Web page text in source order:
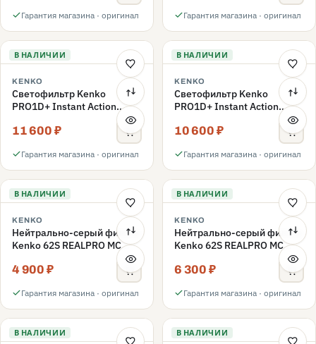
Гарантия магазина · оригинал Гарантия магазина · оригинал
В НАЛИЧИИ
KENKO
Светофильтр Kenko
PRO1D+ Instant Action
Variable NDX3-450+C-PLS
переменной плотности
11 600 ₽
Гарантия магазина · оригинал
В НАЛИЧИИ
KENKO
Светофильтр Kenko
PRO1D+ Instant Action
Variable NDX3-450+C-PL
переменной плотности
10 600 ₽
Гарантия магазина · оригинал
В НАЛИЧИИ
KENKO
Нейтрально-серый фильтр
Kenko 62S REALPRO MC
4 900 ₽
Гарантия магазина · оригинал
В НАЛИЧИИ
KENKO
Нейтрально-серый фильтр
Kenko 62S REALPRO MC
6 300 ₽
Гарантия магазина · оригинал
В НАЛИЧИИ В НАЛИЧИИ